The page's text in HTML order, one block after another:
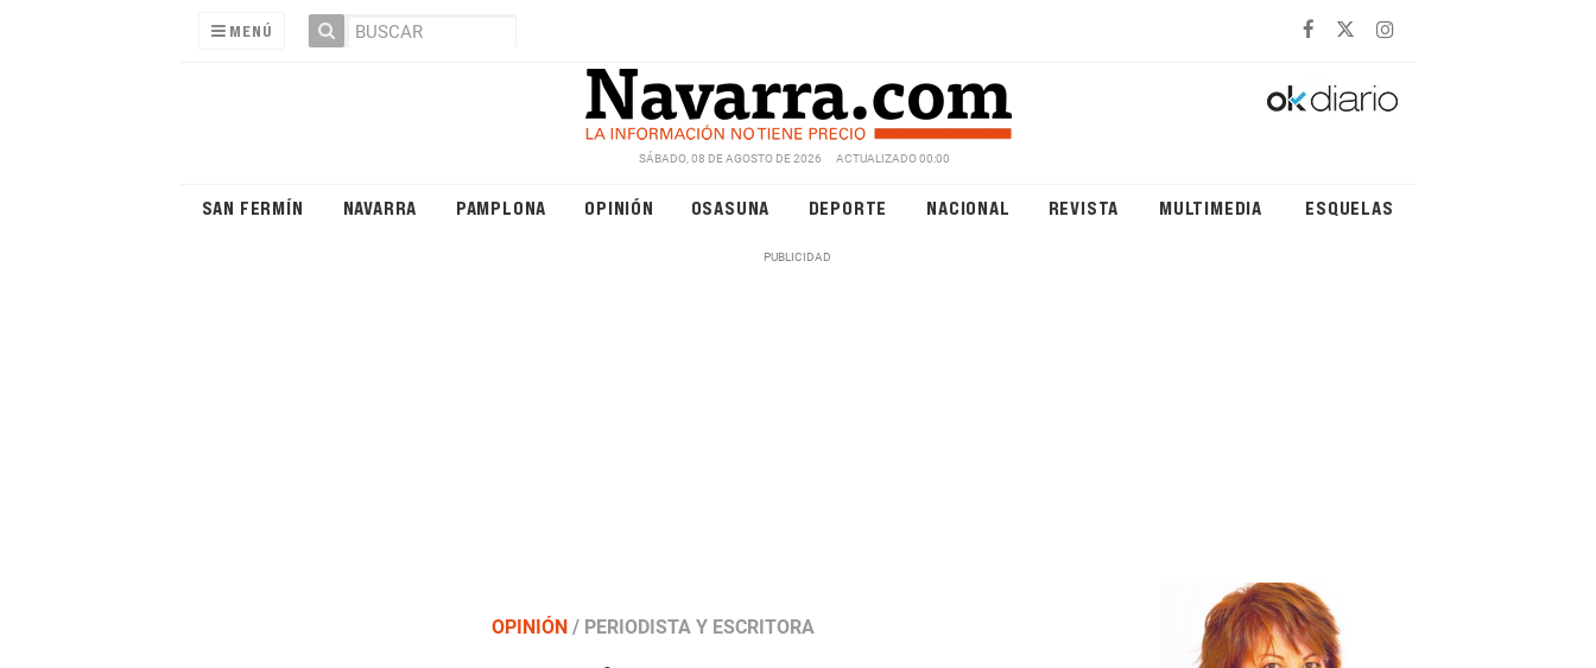
MENÚ
SÁBADO, 08 DE AGOSTO DE 2026 ACTUALIZADO 00:00
SAN FERMÍN NAVARRA PAMPLONA OPINIÓN OSASUNA DEPORTE NACIONAL REVISTA MULTIMEDIA ESQUELAS
OPINIÓN/ PERIODISTA Y ESCRITORA